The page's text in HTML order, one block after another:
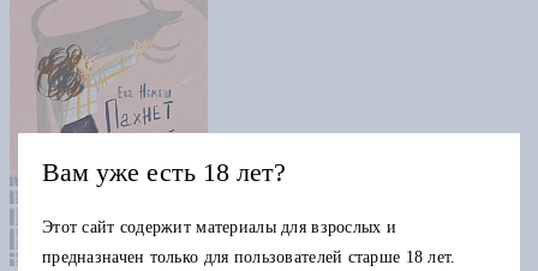
Пахнет псиной
Вам уже есть 18 лет?
Этот сайт содержит материалы для взрослых и
предназначен только для пользователей старше 18 лет.